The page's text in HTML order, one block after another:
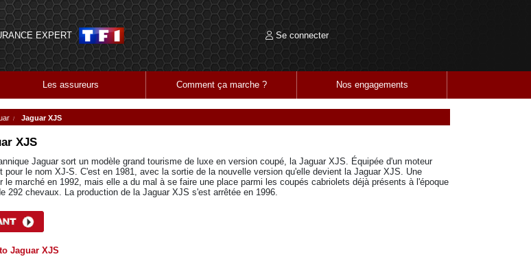
EXPERT Se connecter
Les assureurs Comment ça marche ? Nos engagements
Jaguar XJS
XJS
Jaguar sort un modèle grand tourisme de luxe en version coupé, la Jaguar XJS. Équipée d'un moteur
pour le nom XJ-S. C'est en 1981, avec la sortie de la nouvelle version qu'elle devient la Jaguar XJS. Une
marché en 1992, mais elle a du mal à se faire une place parmi les coupés cabriolets déjà présents à l'époque
292 chevaux. La production de la Jaguar XJS s'est arrêtée en 1996.
Jaguar XJS